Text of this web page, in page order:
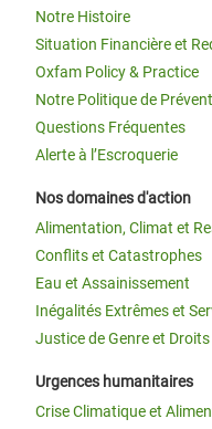
Notre Histoire
Situation Financière et
Oxfam Policy & Practice
Notre Politique de
Questions Fréquentes
Alerte à l’Escroquerie
Nos domaines d'action
Alimentation, Climat et
Conflits et Catastrophes
Eau et Assainissement
Inégalités Extrêmes et
Justice de Genre et
Urgences humanitaires
Crise Climatique et